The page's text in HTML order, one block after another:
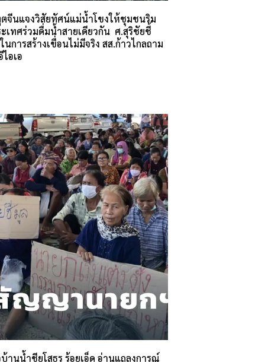
จีนแจงวิสัยทัศน์แม่น้ำโขงให้ชุมชนริม
ะเทศร่วมดื่มน้ำสายเดียวกัน ศ.สุริชัยชี้
นการสร้างเขื่อนไม่มีจริง สส.ก้าวไกลถาม
อเอ
านน้ำชียโสธร ร้อยเอ็ด อ่านแถลงการณ์